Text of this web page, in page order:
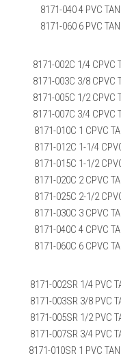
8171-040 4 PVC
8171-060 6 PVC
8171-002C 1/4 CPVC
8171-003C 3/8 CPVC
8171-005C 1/2 CPVC
8171-007C 3/4 CPVC
8171-010C 1 CPVC
8171-012C 1-1/4
8171-015C 1-1/2
8171-020C 2 CPVC
8171-025C 2-1/2
8171-030C 3 CPVC
8171-040C 4 CPVC
8171-060C 6 CPVC
8171-002SR 1/4 PVC
8171-003SR 3/8 PVC
8171-005SR 1/2 PVC
8171-007SR 3/4 PVC
8171-010SR 1 PVC